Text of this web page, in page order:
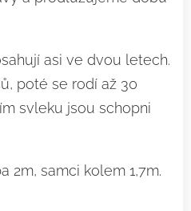
asi ve dvou letech.
poté se rodí až 30
svleku jsou schopni
2m, samci kolem 1,7m.